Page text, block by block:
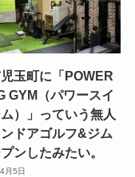
玉町に「POWER
GYM（パワースイ
）」っていう無人
ドアゴルフ&ジム
ンしたみたい。
月5日